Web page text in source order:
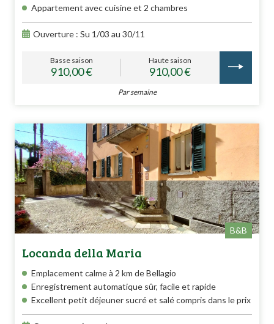
Appartement avec cuisine et 2 chambres
Ouverture : Su 1/03 au 30/11
Basse saison
910,00 €
Haute saison
910,00 €
Par semaine
B&B
Locanda della Maria
Emplacement calme à 2 km de Bellagio
Enregistrement automatique sûr, facile et rapide
Excellent petit déjeuner sucré et salé compris dans le prix